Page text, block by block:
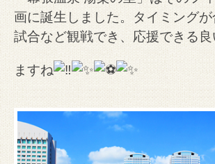
画に誕生しました。 タイミング
試合など観戦でき、応援できる良
ますね